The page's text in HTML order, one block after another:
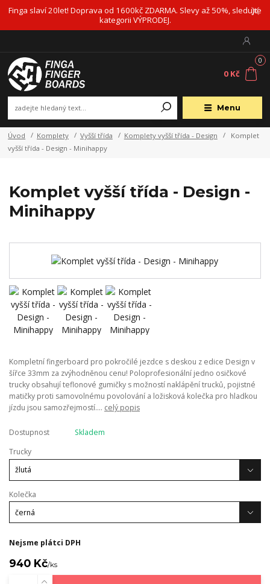
Finga slaví 20let! Doprava od 1600kč ZDARMA. Slevy až 50%, sledujte
kategorii VÝPRODEJ.
Menu
0
0 Kč
Úvod Komplety Vyšší třída Komplety vyšší třída - Design
Komplet
vyšší třída - Design - Minihappy
Komplet vyšší třída - Design -
Minihappy
Kompletní fingerboard pro pokročilé jezdce s deskou z edice Design v
šířce 33mm za zvýhodněnou cenu! Poloprofesionální jedno osičkové
trucky obsahují teflonové gumičky s možností naklápění trucků, pojistné
matičky proti samovolnému povolování a ložisková kolečka pro hladkou
jízdu jsou samozřejmostí.... celý popis
Dostupnost
Skladem
Trucky
Kolečka
Nejsme plátci DPH
940 Kč/ks